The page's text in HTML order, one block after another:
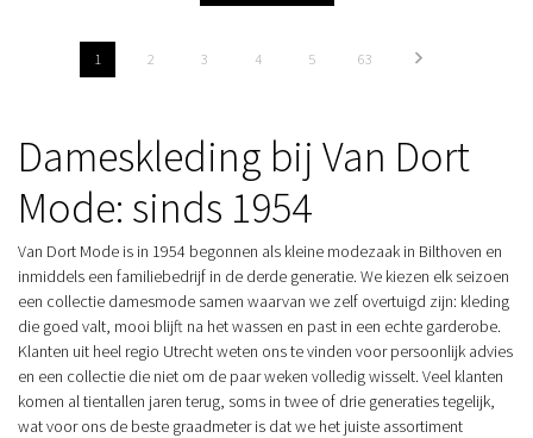
1 2 3 4 5 63
Dameskleding bij Van Dort
Mode: sinds 1954
Van Dort Mode is in 1954 begonnen als kleine modezaak in Bilthoven en
inmiddels een familiebedrijf in de derde generatie. We kiezen elk seizoen
een collectie damesmode samen waarvan we zelf overtuigd zijn: kleding
die goed valt, mooi blijft na het wassen en past in een echte garderobe.
Klanten uit heel regio Utrecht weten ons te vinden voor persoonlijk advies
en een collectie die niet om de paar weken volledig wisselt. Veel klanten
komen al tientallen jaren terug, soms in twee of drie generaties tegelijk,
wat voor ons de beste graadmeter is dat we het juiste assortiment